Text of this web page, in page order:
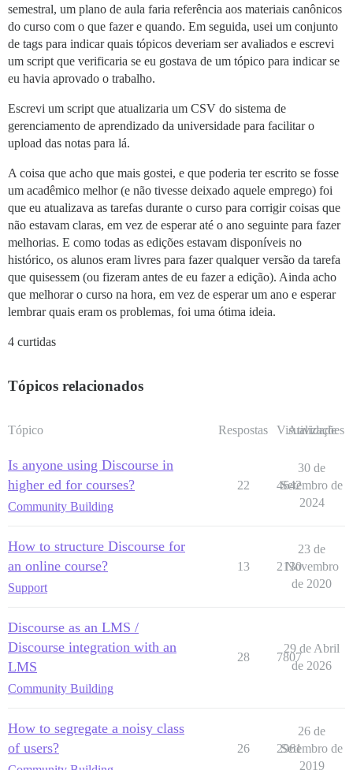
semestral, um plano de aula faria referência aos materiais canônicos
do curso com o que fazer e quando. Em seguida, usei um conjunto
de tags para indicar quais tópicos deveriam ser avaliados e escrevi
um script que verificaria se eu gostava de um tópico para indicar se
eu havia aprovado o trabalho.
Escrevi um script que atualizaria um CSV do sistema de
gerenciamento de aprendizado da universidade para facilitar o
upload das notas para lá.
A coisa que acho que mais gostei, e que poderia ter escrito se fosse
um acadêmico melhor (e não tivesse deixado aquele emprego) foi
que eu atualizava as tarefas durante o curso para corrigir coisas que
não estavam claras, em vez de esperar até o ano seguinte para fazer
melhorias. E como todas as edições estavam disponíveis no
histórico, os alunos eram livres para fazer qualquer versão da tarefa
que quisessem (ou fizeram antes de eu fazer a edição). Ainda acho
que melhorar o curso na hora, em vez de esperar um ano e esperar
lembrar quais eram os problemas, foi uma ótima ideia.
4 curtidas
Tópicos relacionados
Tópico Respostas Visualizações
Atividade
Is anyone using Discourse in
higher ed for courses?
Community Building
22 4642
30 de
Setembro de
2024
How to structure Discourse for
an online course?
Support
13 2130
23 de
Novembro
de 2020
Discourse as an LMS /
Discourse integration with an
LMS
Community Building
28 7807
29 de Abril
de 2026
How to segregate a noisy class
of users?
26 2961
26 de
Setembro de
2019